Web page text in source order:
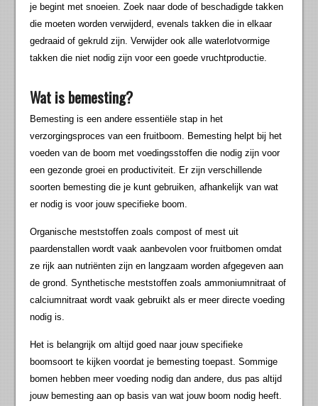
je begint met snoeien. Zoek naar dode of beschadigde takken
die moeten worden verwijderd, evenals takken die in elkaar
gedraaid of gekruld zijn. Verwijder ook alle waterlotvormige
takken die niet nodig zijn voor een goede vruchtproductie.
Wat is bemesting?
Bemesting is een andere essentiële stap in het
verzorgingsproces van een fruitboom. Bemesting helpt bij het
voeden van de boom met voedingsstoffen die nodig zijn voor
een gezonde groei en productiviteit. Er zijn verschillende
soorten bemesting die je kunt gebruiken, afhankelijk van wat
er nodig is voor jouw specifieke boom.
Organische meststoffen zoals compost of mest uit
paardenstallen wordt vaak aanbevolen voor fruitbomen omdat
ze rijk aan nutriënten zijn en langzaam worden afgegeven aan
de grond. Synthetische meststoffen zoals ammoniumnitraat of
calciumnitraat wordt vaak gebruikt als er meer directe voeding
nodig is.
Het is belangrijk om altijd goed naar jouw specifieke
boomsoort te kijken voordat je bemesting toepast. Sommige
bomen hebben meer voeding nodig dan andere, dus pas altijd
jouw bemesting aan op basis van wat jouw boom nodig heeft.